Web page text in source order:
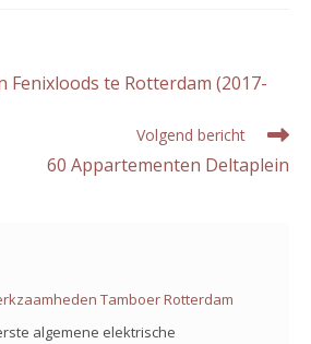
Fenixloods te Rotterdam (2017-
Volgend bericht
60 Appartementen Deltaplein
Tamboer Rotterdam
algemene elektrische